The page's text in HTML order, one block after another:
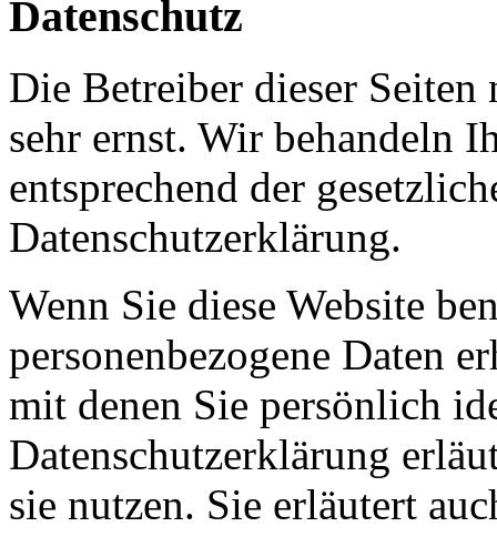
Datenschutz
Die Betreiber dieser Seiten
sehr ernst. Wir behandeln
entsprechend der
Datenschutzerklärung.
Wenn Sie diese Website
personenbezogene Daten
mit denen Sie persönlich
Datenschutzerklärung
sie nutzen. Sie erläutert